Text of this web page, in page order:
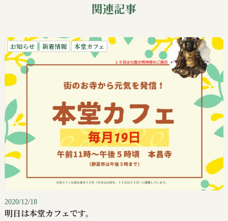
関連記事
お知らせ 新着情報 本堂カフェ
2020/12/18
明日は本堂カフェです。